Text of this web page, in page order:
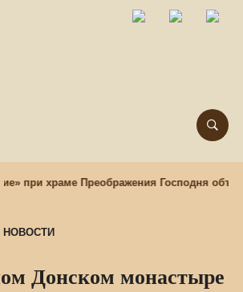
при храме Преображения Господня
Донском монастыре